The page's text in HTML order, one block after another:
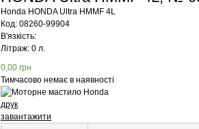
Honda HONDA Ultra HMMF 4L
Код: 08260-99904
В'язкість:
Літраж: 0 л.
0,00 грн
Тимчасово немає в наявності
друк
завантажити